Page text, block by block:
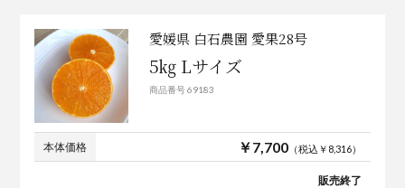
愛媛県 白石農園 愛果28号
5㎏ Lサイズ
商品番号 69183
本体価格 ￥7,700（税込￥8,316）
販売終了